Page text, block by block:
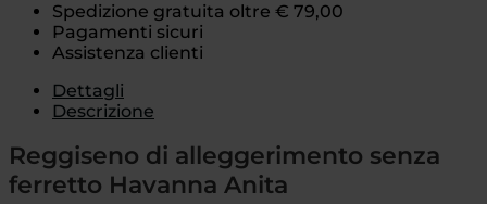
Spedizione gratuita oltre € 79,00
Pagamenti sicuri
Assistenza clienti
Dettagli
Descrizione
Reggiseno di alleggerimento senza
ferretto Havanna Anita